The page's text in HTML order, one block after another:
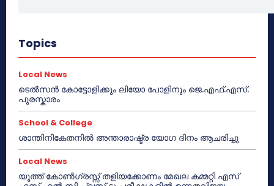
Topics
Local News
ടെൽസൻ കോട്ടോളിക്കും ലിയോ പോളിനും ജെ.എഫ്.എസ്.
പുരസ്കാരം
School & College
ശാന്തിനികേതനിൽ അന്താരാഷ്ട്ര യോഗ ദിനം ആചരിച്ചു
Local News
യൂത്ത് കോൺഗ്രസ്സ് തളിയക്കോണം മേഖല കമ്മറ്റി എസ്